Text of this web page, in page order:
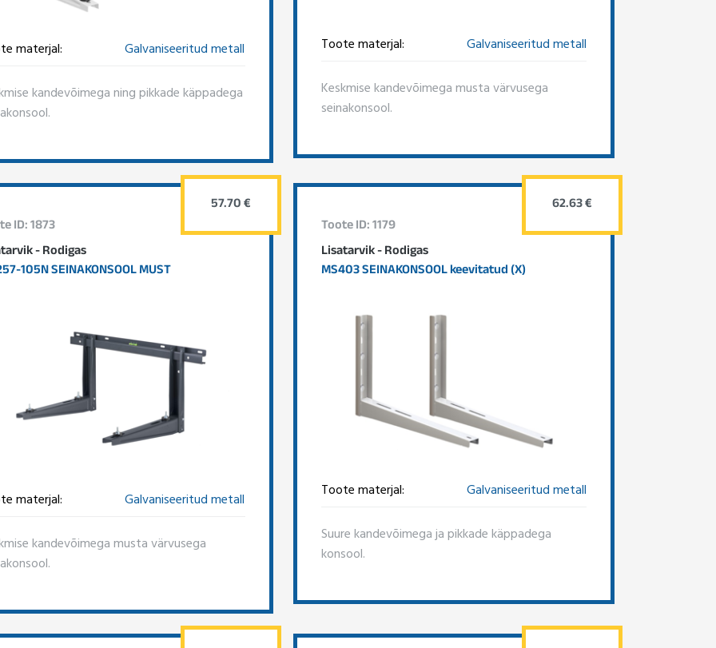
materjal: Galvaniseeritud metall
kandevõimega ning pikkade käppadega
Toote materjal: Galvaniseeritud metall
Keskmise kandevõimega musta värvusega
seinakonsool.
ID: 1873
- Rodigas
105N SEINAKONSOOL MUST
materjal: Galvaniseeritud metall
kandevõimega musta värvusega
57.70 €
Toote ID: 1179
Lisatarvik - Rodigas
MS403 SEINAKONSOOL keevitatud (X)
Toote materjal: Galvaniseeritud metall
Suure kandevõimega ja pikkade käppadega
konsool.
62.63 €